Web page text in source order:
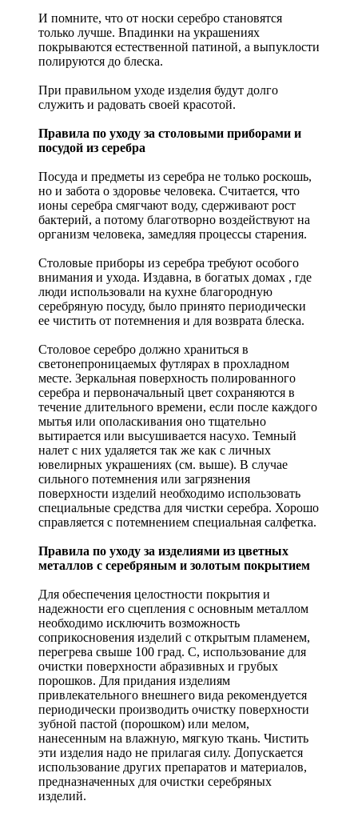
И помните, что от носки серебро становятся
только лучше. Впадинки на украшениях
покрываются естественной патиной, а выпуклости
полируются до блеска.
При правильном уходе изделия будут долго
служить и радовать своей красотой.
Правила по уходу за столовыми приборами и
посудой из серебра
Посуда и предметы из серебра не только роскошь,
но и забота о здоровье человека. Считается, что
ионы серебра смягчают воду, сдерживают рост
бактерий, а потому благотворно воздействуют на
организм человека, замедляя процессы старения.
Столовые приборы из серебра требуют особого
внимания и ухода. Издавна, в богатых домах , где
люди использовали на кухне благородную
серебряную посуду, было принято периодически
ее чистить от потемнения и для возврата блеска.
Столовое серебро должно храниться в
светонепроницаемых футлярах в прохладном
месте. Зеркальная поверхность полированного
серебра и первоначальный цвет сохраняются в
течение длительного времени, если после каждого
мытья или ополаскивания оно тщательно
вытирается или высушивается насухо. Темный
налет с них удаляется так же как с личных
ювелирных украшениях (см. выше). В случае
сильного потемнения или загрязнения
поверхности изделий необходимо использовать
специальные средства для чистки серебра. Хорошо
справляется с потемнением специальная салфетка.
Правила по уходу за изделиями из цветных
металлов с серебряным и золотым покрытием
Для обеспечения целостности покрытия и
надежности его сцепления с основным металлом
необходимо исключить возможность
соприкосновения изделий с открытым пламенем,
перегрева свыше 100 град. С, использование для
очистки поверхности абразивных и грубых
порошков. Для придания изделиям
привлекательного внешнего вида рекомендуется
периодически производить очистку поверхности
зубной пастой (порошком) или мелом,
нанесенным на влажную, мягкую ткань. Чистить
эти изделия надо не прилагая силу. Допускается
использование других препаратов и материалов,
предназначенных для очистки серебряных
изделий.